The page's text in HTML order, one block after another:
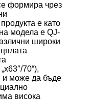
формира чрез
е като
модела е QJ-
широки
70“),
и може да бъде
висока